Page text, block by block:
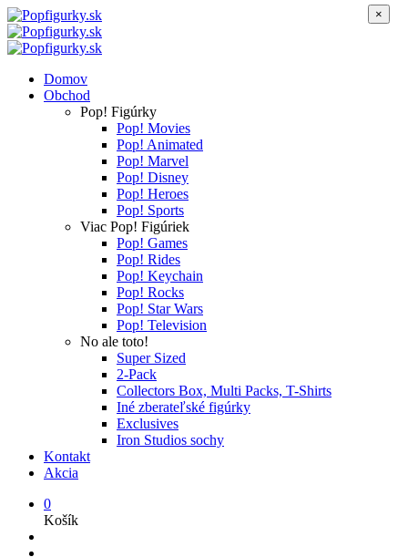
Domov
Obchod
Pop! Figúrky
Pop! Movies
Pop! Animated
Pop! Marvel
Pop! Disney
Pop! Heroes
Pop! Sports
Viac Pop! Figúriek
Pop! Games
Pop! Rides
Pop! Keychain
Pop! Rocks
Pop! Star Wars
Pop! Television
No ale toto!
Super Sized
2-Pack
Collectors Box, Multi Packs, T-Shirts
Iné zberateľské figúrky
Exclusives
Iron Studios sochy
Kontakt
Akcia
0
Košík
×